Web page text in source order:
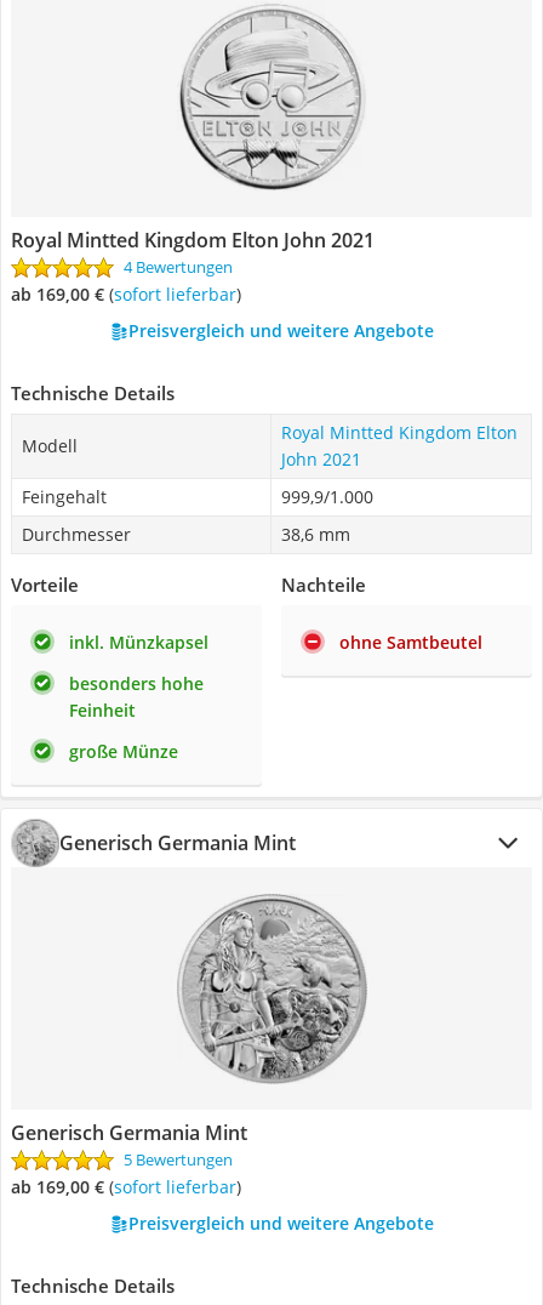
Royal Mintted Kingdom Elton John 2021
4 Bewertungen
ab 169,00 € ( Sofort lieferbar)
Preisvergleich und weitere Angebote
Technische Details
Modell
Royal Mintted Kingdom Elton
John 2021
Feingehalt
999,9/1.000
Durchmesser
38,6 mm
Vorteile
inkl. Münzkapsel
besonders hohe
Feinheit
große Münze
Nachteile
ohne Samtbeutel
Generisch Germania Mint
Generisch Germania Mint
5 Bewertungen
ab 169,00 € ( Sofort lieferbar)
Preisvergleich und weitere Angebote
Technische Details